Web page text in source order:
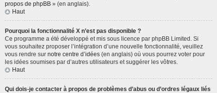
propos de phpBB » (en anglais).
Haut
Pourquoi la fonctionnalité X n’est pas disponible ?
Ce programme a été développé et mis sous licence par phpBB Limited. Si
vous souhaitez proposer l’intégration d’une nouvelle fonctionnalité, veuillez
vous rendre sur notre centre d’idées (en anglais) où vous pourrez voter pour
les idées soumises par d’autres utilisateurs et suggérer les vôtres.
Haut
Qui dois-je contacter à propos de problèmes d’abus ou d’ordres légaux liés